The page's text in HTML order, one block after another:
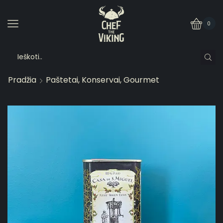
0
Pradžia Paštetai, Konservai, Gourmet